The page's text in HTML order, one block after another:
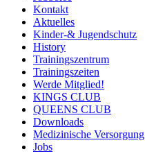
Kontakt
Aktuelles
Kinder-& Jugendschutz
History
Trainingszentrum
Trainingszeiten
Werde Mitglied!
KINGS CLUB
QUEENS CLUB
Downloads
Medizinische Versorgung
Jobs